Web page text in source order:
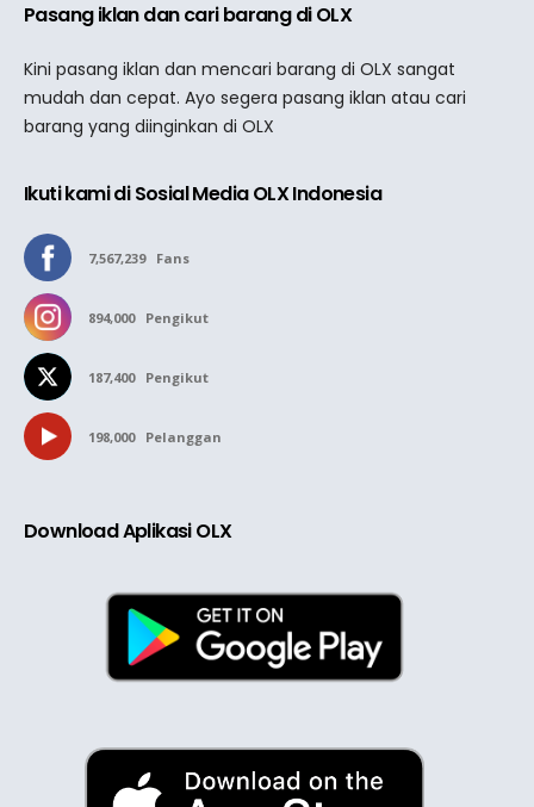
Pasang iklan dan cari barang di OLX
Kini pasang iklan dan mencari barang di OLX sangat
mudah dan cepat. Ayo segera pasang iklan atau cari
barang yang diinginkan di OLX
Ikuti kami di Sosial Media OLX Indonesia
7,567,239 Fans
894,000 Pengikut
187,400 Pengikut
198,000 Pelanggan
Download Aplikasi OLX